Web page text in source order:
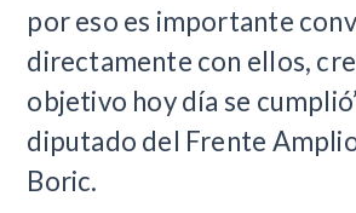
por eso es importante
directamente con ellos,
objetivo hoy día se
diputado del Frente
Boric.